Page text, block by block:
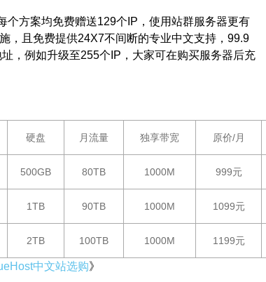
个方案均免费赠送129个IP，使用站群服务器更有
，且免费提供24X7不间断的专业中文支持，99.9
，例如升级至255个IP，大家可在购买服务器后充
硬盘 月流量 独享带宽 原价/月
500GB 80TB 1000M 999元
1TB 90TB 1000M 1099元
2TB 100TB 1000M 1199元
中文站选购》